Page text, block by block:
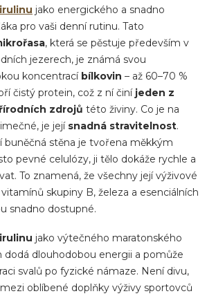
jako energického a snadno
pro vaši denní rutinu. Tato
, která se pěstuje především v
jezerech, je známá svou
koncentrací bílkovin – až 60–70 %
čistý protein, což z ní činí jeden z
zdrojů této živiny. Co je na
je její snadná stravitelnost.
buněčná stěna je tvořena měkkým
pevné celulózy, ji tělo dokáže rychle a
To znamená, že všechny její výživové
skupiny B, železa a esenciálních
snadno dostupné.
jako výtečného maratonského
dodá dlouhodobou energii a pomůže
svalů po fyzické námaze. Není divu,
oblíbené doplňky výživy sportovců